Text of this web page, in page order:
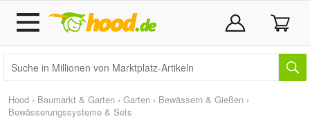
Hood › Baumarkt & Garten › Garten › Bewässern & Gießen ›
Bewässerungssysteme & Sets